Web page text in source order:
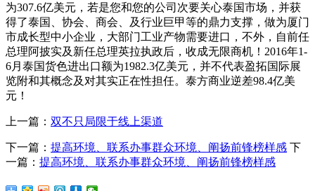
为307.6亿美元，若是您和您的公司次要关心泰国市场，并获
得了泰国、协会、商会、及行业巨甲等的鼎力支撑，做为厦门
市成长型中小企业，大部门工业产物需要进口，不外，自前任
总理阿披实及新任总理英拉执政后，收成无限商机！2016年1-
6月泰国货色进出口额为1982.3亿美元，并不代表盈拓国际展
览附和其概念及对其实正在性担任。泰方商业逆差98.4亿美
元！
上一篇： 双不只局限于线上渠道
下一篇： 提高环境、联系办事群众环境、阐扬前锋榜样感 下
一篇： 提高环境、联系办事群众环境、阐扬前锋榜样感